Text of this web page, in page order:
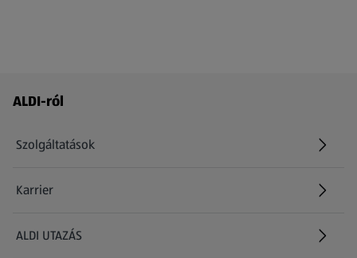
Láblécmenü - további linkek
ALDI-ról
Szolgáltatások
Karrier
(új oldalon nyílik meg)
ALDI UTAZÁS
(új oldalon nyílik meg)